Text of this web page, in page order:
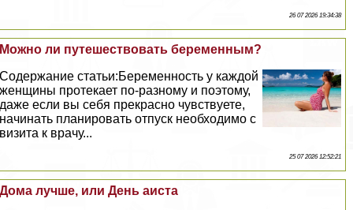
26 07 2026 19:34:38
Можно ли путешествовать беременным?
Содержание статьи:Беременность у каждой
женщины протекает по-разному и поэтому,
даже если вы себя прекрасно чувствуете,
начинать планировать отпуск необходимо с
визита к врачу...
25 07 2026 12:52:21
Дома лучше, или День аиста